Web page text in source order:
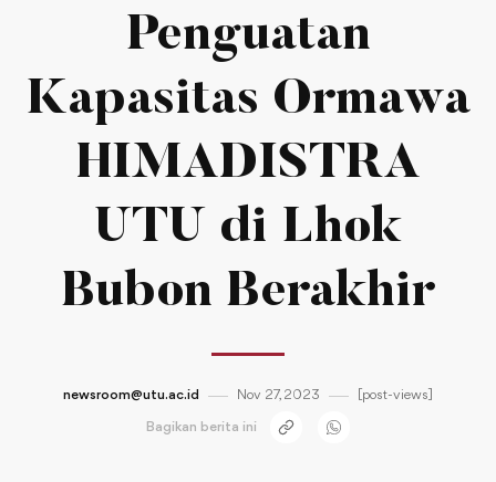
Penguatan
Kapasitas Ormawa
HIMADISTRA
UTU di Lhok
Bubon Berakhir
newsroom@utu.ac.id Nov 27, 2023 [post-views]
Bagikan berita ini